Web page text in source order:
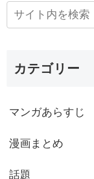
カテゴリー
マンガあらすじ
漫画まとめ
話題